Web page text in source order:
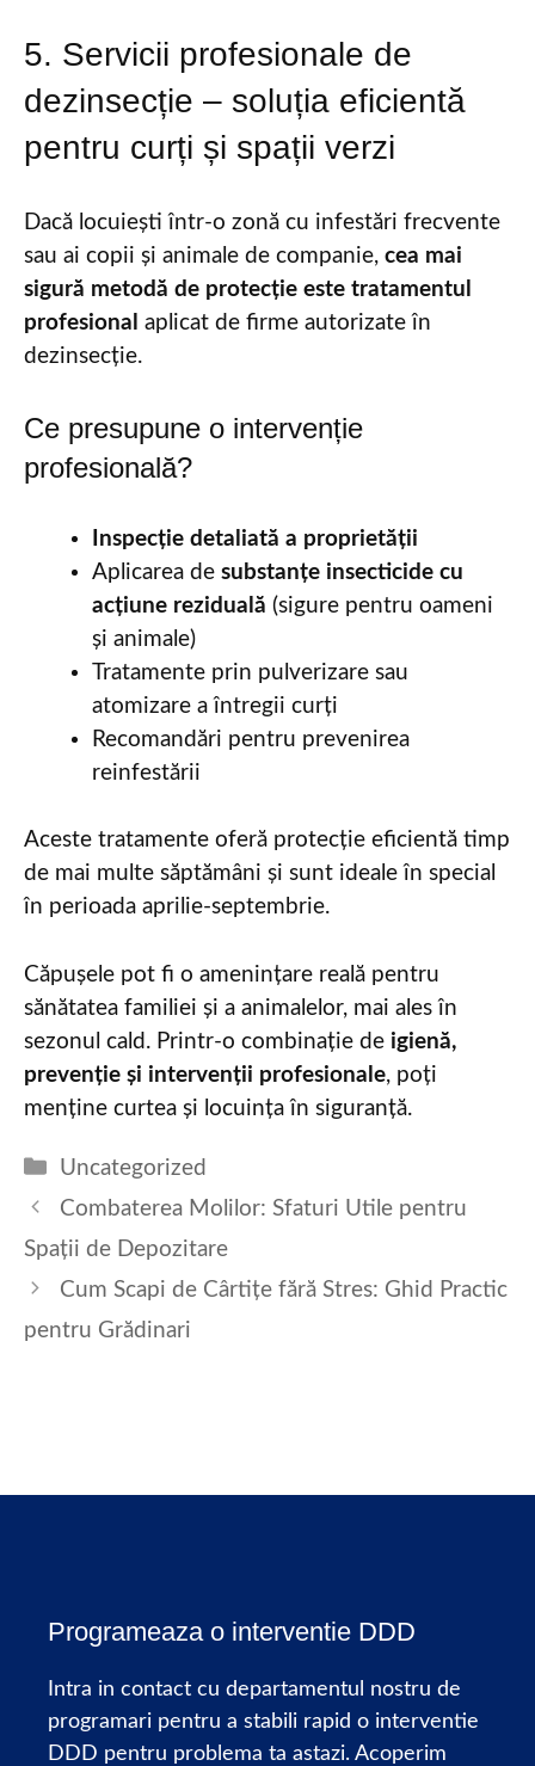
5. Servicii profesionale de
dezinsecție – soluția eficientă
pentru curți și spații verzi
Dacă locuiești într-o zonă cu infestări frecvente
sau ai copii și animale de companie, cea mai
sigură metodă de protecție este tratamentul
profesional aplicat de firme autorizate în
dezinsecție.
Ce presupune o intervenție
profesională?
Inspecție detaliată a proprietății
Aplicarea de substanțe insecticide cu
acțiune reziduală (sigure pentru oameni
și animale)
Tratamente prin pulverizare sau
atomizare a întregii curți
Recomandări pentru prevenirea
reinfestării
Aceste tratamente oferă protecție eficientă timp
de mai multe săptămâni și sunt ideale în special
în perioada aprilie-septembrie.
Căpușele pot fi o amenințare reală pentru
sănătatea familiei și a animalelor, mai ales în
sezonul cald. Printr-o combinație de igienă,
prevenție și intervenții profesionale, poți
menține curtea și locuința în siguranță.
Categories
Uncategorized
Combaterea Molilor: Sfaturi Utile pentru
Spații de Depozitare
Cum Scapi de Cârtițe fără Stres: Ghid Practic
pentru Grădinari
Programeaza o interventie DDD
Intra in contact cu departamentul nostru de
programari pentru a stabili rapid o interventie
DDD pentru problema ta astazi. Acoperim